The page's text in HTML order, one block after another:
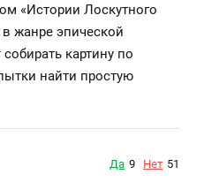
«Истории Лоскутного
жанре эпической
картину по
найти простую
Да 9 Нет 51